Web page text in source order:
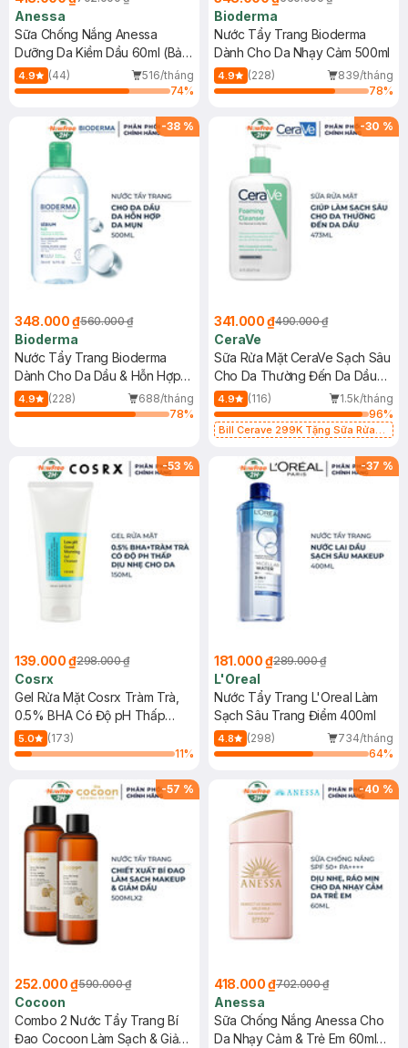
Anessa
Sữa Chống Nắng Anessa
Dưỡng Da Kiềm Dầu 60ml (Bản
Mới)
4.9 (44)
516/tháng
74%
Bioderma
Nước Tẩy Trang Bioderma
Dành Cho Da Nhạy Cảm 500ml
4.9 (228)
839/tháng
78%
-38 %
348.000 ₫560.000 ₫
Bioderma
Nước Tẩy Trang Bioderma
Dành Cho Da Dầu & Hỗn Hợp
500ml
4.9 (228)
688/tháng
78%
-30 %
341.000 ₫490.000 ₫
CeraVe
Sữa Rửa Mặt CeraVe Sạch Sâu
Cho Da Thường Đến Da Dầu
473ml
4.9 (116)
1.5k/tháng
96%
Bill Cerave 299K Tặng Sữa Rửa
-53 %
139.000 ₫298.000 ₫
Cosrx
Gel Rửa Mặt Cosrx Tràm Trà,
0.5% BHA Có Độ pH Thấp
150ml
5.0
(173)
11%
-37 %
181.000 ₫289.000 ₫
L'Oreal
Nước Tẩy Trang L'Oreal Làm
Sạch Sâu Trang Điểm 400ml
4.8 (298)
734/tháng
64%
-57 %
252.000 ₫590.000 ₫
Cocoon
Combo 2 Nước Tẩy Trang Bí
Đao Cocoon Làm Sạch & Giảm
-40 %
418.000 ₫702.000 ₫
Anessa
Sữa Chống Nắng Anessa Cho
Da Nhạy Cảm & Trẻ Em 60ml